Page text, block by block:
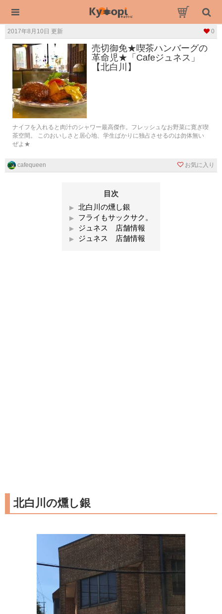
2017年8月10日 更新 0
売切御免★喫茶ハンバーグの
革命児★「Cafeジュネス」
【北白川】
ナイフを入れると肉汁のシャワー最高傑作。フレッシュなお野菜に寛ぎ喫
茶空間。 このおいしさと居心地、学生ばかりに独占させるのは勿体無い
ぜよ★
cafequeen お気に入り
目次
北白川の燻し銀
フライもサックサク。
ジュネス 店舗情報
ジュネス 店舗情報
北白川の燻し銀